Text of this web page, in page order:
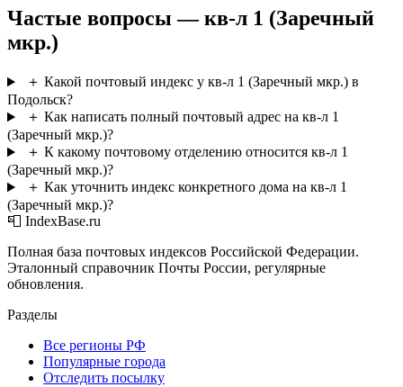
Частые вопросы — кв-л 1 (Заречный
мкр.)
＋ Какой почтовый индекс у кв-л 1 (Заречный мкр.) в
Подольск?
＋ Как написать полный почтовый адрес на кв-л 1
(Заречный мкр.)?
＋ К какому почтовому отделению относится кв-л 1
(Заречный мкр.)?
＋ Как уточнить индекс конкретного дома на кв-л 1
(Заречный мкр.)?
📮 IndexBase.ru
Полная база почтовых индексов Российской Федерации.
Эталонный справочник Почты России, регулярные
обновления.
Разделы
Все регионы РФ
Популярные города
Отследить посылку